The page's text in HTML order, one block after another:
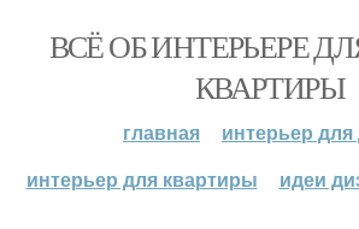
ВСЁ ОБ ИНТЕРЬЕРЕ
КВАРТИРЫ
главная
интерьер
интерьер для квартиры
идеи